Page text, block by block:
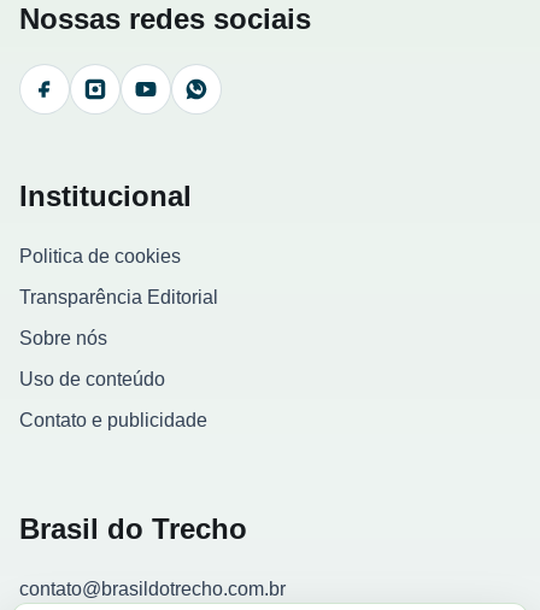
Nossas redes sociais
FacebookInstagramYouTubeWhatsApp
Institucional
Politica de cookies
Transparência Editorial
Sobre nós
Uso de conteúdo
Contato e publicidade
Brasil do Trecho
contato@brasildotrecho.com.br